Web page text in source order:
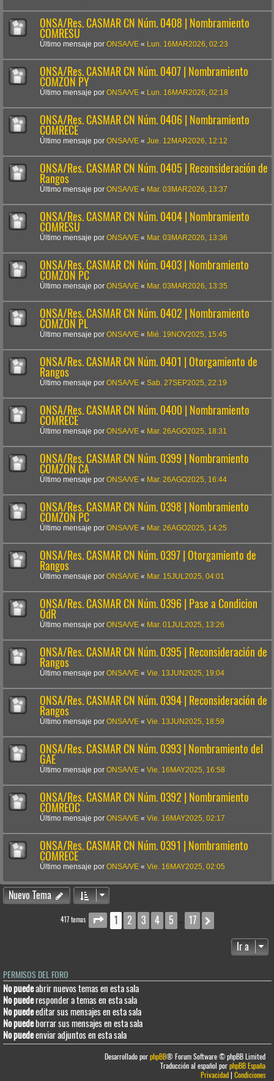
ONSA/Res. CASMAR CN Núm. 0408 | Nombramiento
COMRESU
Último mensaje por ONSA/VE « Lun. 16MAR2026, 02:23
ONSA/Res. CASMAR CN Núm. 0407 | Nombramiento
COMZON PY
Último mensaje por ONSA/VE « Lun. 16MAR2026, 02:18
ONSA/Res. CASMAR CN Núm. 0406 | Nombramiento
COMRECE
Último mensaje por ONSA/VE « Jue. 12MAR2026, 12:12
ONSA/Res. CASMAR CN Núm. 0405 | Reconsideración de
Rangos
Último mensaje por ONSA/VE « Mar. 03MAR2026, 13:37
ONSA/Res. CASMAR CN Núm. 0404 | Nombramiento
COMRESU
Último mensaje por ONSA/VE « Mar. 03MAR2026, 13:36
ONSA/Res. CASMAR CN Núm. 0403 | Nombramiento
COMZON PC
Último mensaje por ONSA/VE « Mar. 03MAR2026, 13:35
ONSA/Res. CASMAR CN Núm. 0402 | Nombramiento
COMZON PL
Último mensaje por ONSA/VE « Mié. 19NOV2025, 15:45
ONSA/Res. CASMAR CN Núm. 0401 | Otorgamiento de
Rangos
Último mensaje por ONSA/VE « Sab. 27SEP2025, 22:19
ONSA/Res. CASMAR CN Núm. 0400 | Nombramiento
COMRECE
Último mensaje por ONSA/VE « Mar. 26AGO2025, 18:31
ONSA/Res. CASMAR CN Núm. 0399 | Nombramiento
COMZON CA
Último mensaje por ONSA/VE « Mar. 26AGO2025, 16:44
ONSA/Res. CASMAR CN Núm. 0398 | Nombramiento
COMZON PC
Último mensaje por ONSA/VE « Mar. 26AGO2025, 14:25
ONSA/Res. CASMAR CN Núm. 0397 | Otorgamiento de
Rangos
Último mensaje por ONSA/VE « Mar. 15JUL2025, 04:01
ONSA/Res. CASMAR CN Núm. 0396 | Pase a Condicion
OdR
Último mensaje por ONSA/VE « Mar. 01JUL2025, 13:26
ONSA/Res. CASMAR CN Núm. 0395 | Reconsideración de
Rangos
Último mensaje por ONSA/VE « Vie. 13JUN2025, 19:04
ONSA/Res. CASMAR CN Núm. 0394 | Reconsideración de
Rangos
Último mensaje por ONSA/VE « Vie. 13JUN2025, 18:59
ONSA/Res. CASMAR CN Núm. 0393 | Nombramiento del
GAE
Último mensaje por ONSA/VE « Vie. 16MAY2025, 16:58
ONSA/Res. CASMAR CN Núm. 0392 | Nombramiento
COMREOC
Último mensaje por ONSA/VE « Vie. 16MAY2025, 02:17
ONSA/Res. CASMAR CN Núm. 0391 | Nombramiento
COMRECE
Último mensaje por ONSA/VE « Vie. 16MAY2025, 02:05
Nuevo Tema
417 temas Página1 de 17
1 2 3 4 5 … 17
Ir a
PERMISOS DEL FORO
No puedeabrir nuevos temas en esta sala
No puederesponder a temas en esta sala
No puedeeditar sus mensajes en esta sala
No puedeborrar sus mensajes en esta sala
No puedeenviar adjuntos en esta sala
Desarrollado porphpBB® Forum Software © phpBB Limited
Traducción al español porphpBB España
Privacidad|Condiciones